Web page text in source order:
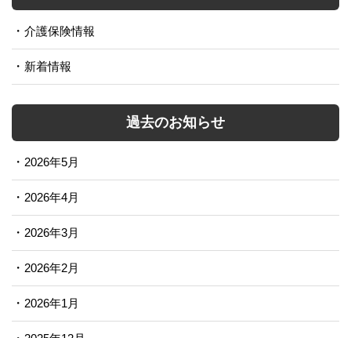
介護保険情報
新着情報
過去のお知らせ
2026年5月
2026年4月
2026年3月
2026年2月
2026年1月